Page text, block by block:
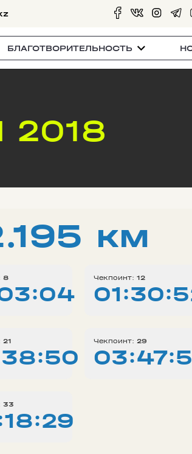
БЛАГОТВОРИТЕЛЬНОСТЬ
км
8 Чекпоинт: 12
21 Чекпоинт: 29
33